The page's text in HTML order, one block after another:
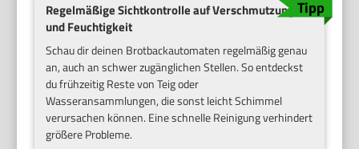
Regelmäßige Sichtkontrolle auf Verschmutzungen
und Feuchtigkeit
Schau dir deinen Brotbackautomaten regelmäßig genau
an, auch an schwer zugänglichen Stellen. So entdeckst
du frühzeitig Reste von Teig oder
Wasseransammlungen, die sonst leicht Schimmel
verursachen können. Eine schnelle Reinigung verhindert
größere Probleme.